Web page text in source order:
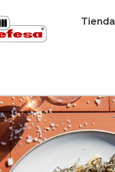
Tienda